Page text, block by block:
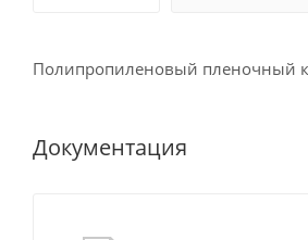
Полипропиленовый пленочный
Документация